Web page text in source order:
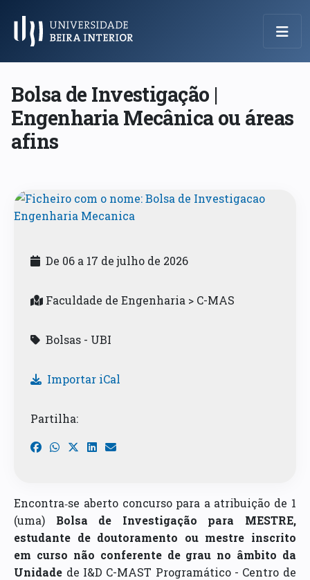
Menu Principal
Bolsa de Investigação |
Engenharia Mecânica ou áreas
afins
De 06 a 17 de julho de 2026
Faculdade de Engenharia > C-MAS
Bolsas - UBI
Importar iCal
Partilha:
Encontra‐se aberto concurso para a atribuição de 1
(uma) Bolsa de Investigação para MESTRE,
estudante de doutoramento ou mestre inscrito
em curso não conferente de grau no âmbito da
Unidade de I&D C-MAST Programático - Centro de